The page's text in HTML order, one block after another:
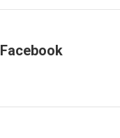
Facebook